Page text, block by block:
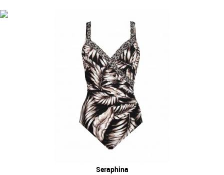
Seraphina